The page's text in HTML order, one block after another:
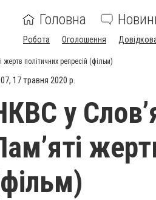
Головна
Робота Оголошення
жертв політичних репресій (фільм)
17 травня 2020 р.
у